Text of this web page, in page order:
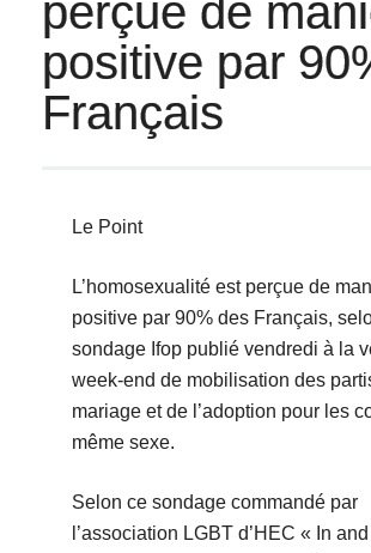
perçue de
positive par
Français
Le Point
L’homosexualité est perçue de
positive par 90% des Français,
sondage Ifop publié vendredi à la
week-end de mobilisation des
mariage et de l’adoption pour les
même sexe.
Selon ce sondage commandé par
l’association LGBT d’HEC « In